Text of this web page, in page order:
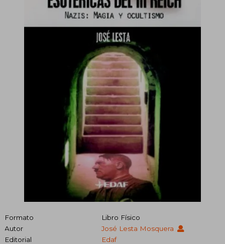
Formato
Libro Físico
Autor
José Lesta Mosquera
Editorial
Edaf